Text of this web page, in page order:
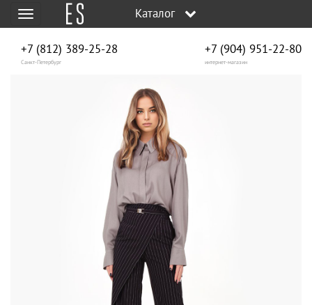
Меню Каталог
+7 (812) 389-25-28
Санкт-Петербург
+7 (904) 951‑22‑80
интернет-магазин